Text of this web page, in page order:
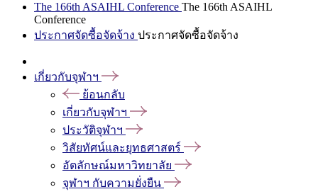
The 166th ASAIHL Conference The 166th ASAIHL
Conference
ประกาศจัดซื้อจัดจ้าง ประกาศจัดซื้อจัดจ้าง
เกี่ยวกับจุฬาฯ
ย้อนกลับ
เกี่ยวกับจุฬาฯ
ประวัติจุฬาฯ
วิสัยทัศน์และยุทธศาสตร์
อัตลักษณ์มหาวิทยาลัย
จุฬาฯ กับความยั่งยืน